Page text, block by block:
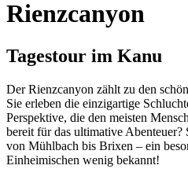
Rienzcanyon
Tagestour im Kanu
Der Rienzcanyon zählt zu den
Sie erleben die einzigartige
Perspektive, die den meisten
bereit für das ultimative
von Mühlbach bis Brixen – ein
Einheimischen wenig bekannt!